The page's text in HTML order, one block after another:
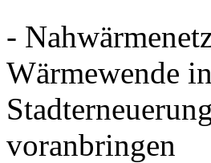
-
Wärmewende in
voranbringen